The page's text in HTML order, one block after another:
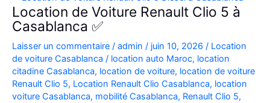
|
Location
Voiture
Casablanca
Location de Voiture Renault Clio 5 à
Casablanca ✅
Laisser un commentaire / admin / juin 10, 2026 / Location
de voiture Casablanca / location auto Maroc, location
citadine Casablanca, location de voiture, location de voiture
Renault Clio 5, Location Renault Clio Casablanca, location
voiture Casablanca, mobilité Casablanca, Renault Clio 5,